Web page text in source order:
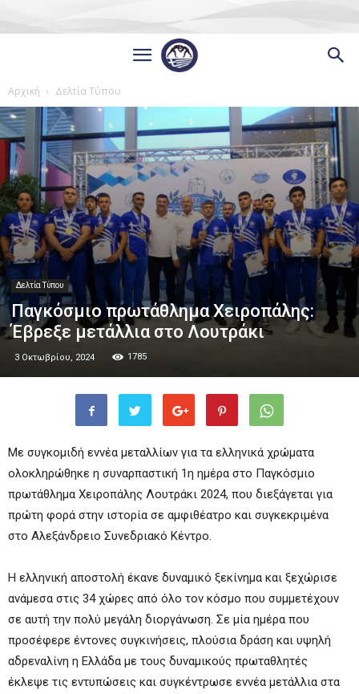
Αρχική Δελτία Τύπου
Δελτία Τύπου
Παγκόσμιο πρωτάθλημα Χειροπάλης:
Έβρεξε μετάλλια στο Λουτράκι
3 Οκτωβρίου, 2024 1785
Με συγκομιδή εννέα μεταλλίων για τα ελληνικά χρώματα
ολοκληρώθηκε η συναρπαστική 1η ημέρα στο Παγκόσμιο
πρωτάθλημα Χειροπάλης Λουτράκι 2024, που διεξάγεται για
πρώτη φορά στην ιστορία σε αμφιθέατρο και συγκεκριμένα
στο Αλεξάνδρειο Συνεδριακό Κέντρο.
Η ελληνική αποστολή έκανε δυναμικό ξεκίνημα και ξεχώρισε
ανάμεσα στις 34 χώρες από όλο τον κόσμο που συμμετέχουν
σε αυτή την πολύ μεγάλη διοργάνωση. Σε μία ημέρα που
προσέφερε έντονες συγκινήσεις, πλούσια δράση και υψηλή
αδρεναλίνη η Ελλάδα με τους δυναμικούς πρωταθλητές
έκλεψε τις εντυπώσεις και συγκέντρωσε εννέα μετάλλια στα